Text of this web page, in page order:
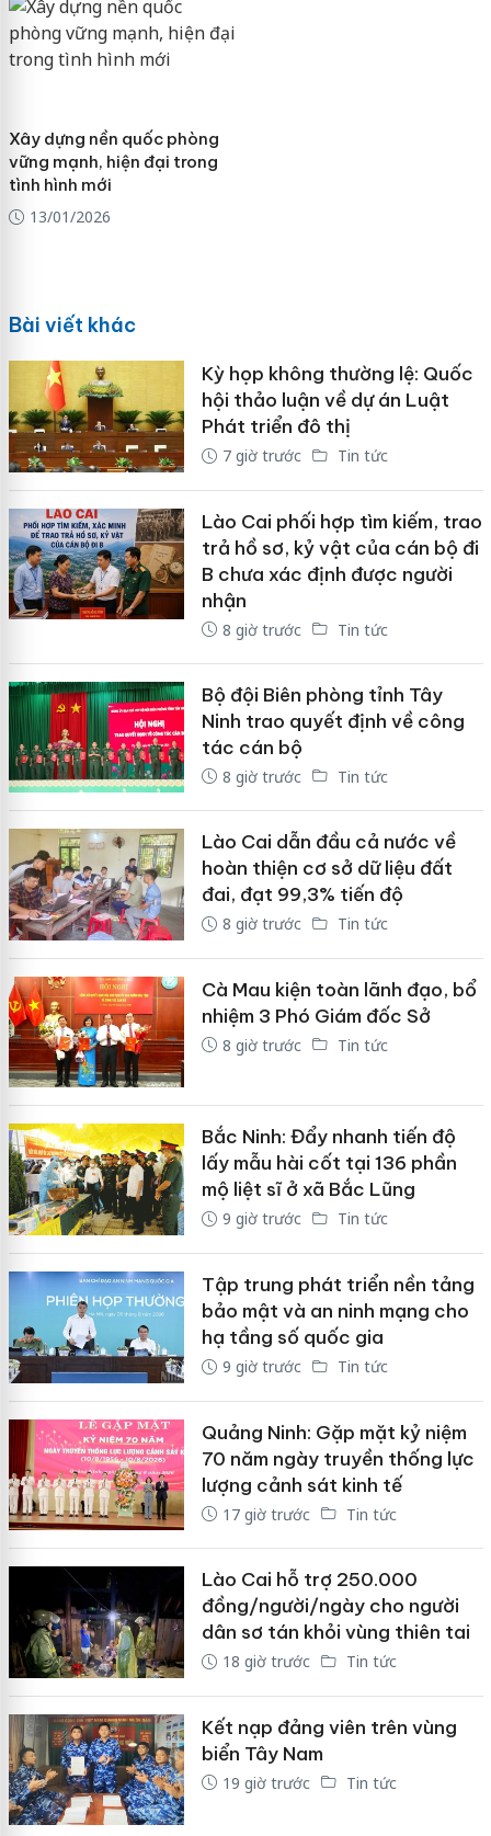
Xây dựng nền quốc phòng
vững mạnh, hiện đại trong
tình hình mới
13/01/2026
Bài viết khác
Kỳ họp không thường lệ: Quốc
hội thảo luận về dự án Luật
Phát triển đô thị
7 giờ trước Tin tức
Lào Cai phối hợp tìm kiếm, trao
trả hồ sơ, kỷ vật của cán bộ đi
B chưa xác định được người
nhận
8 giờ trước Tin tức
Bộ đội Biên phòng tỉnh Tây
Ninh trao quyết định về công
tác cán bộ
8 giờ trước Tin tức
Lào Cai dẫn đầu cả nước về
hoàn thiện cơ sở dữ liệu đất
đai, đạt 99,3% tiến độ
8 giờ trước Tin tức
Cà Mau kiện toàn lãnh đạo, bổ
nhiệm 3 Phó Giám đốc Sở
8 giờ trước Tin tức
Bắc Ninh: Đẩy nhanh tiến độ
lấy mẫu hài cốt tại 136 phần
mộ liệt sĩ ở xã Bắc Lũng
9 giờ trước Tin tức
Tập trung phát triển nền tảng
bảo mật và an ninh mạng cho
hạ tầng số quốc gia
9 giờ trước Tin tức
Quảng Ninh: Gặp mặt kỷ niệm
70 năm ngày truyền thống lực
lượng cảnh sát kinh tế
17 giờ trước Tin tức
Lào Cai hỗ trợ 250.000
đồng/người/ngày cho người
dân sơ tán khỏi vùng thiên tai
18 giờ trước Tin tức
Kết nạp đảng viên trên vùng
biển Tây Nam
19 giờ trước Tin tức